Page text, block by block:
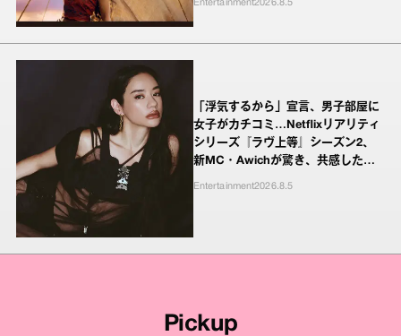
Entertainment2026.8.5
「浮気するから」宣言、男子部屋に
女子がカチコミ…Netflixリアリティ
シリーズ『ラヴ上等』シーズン2、
新MC・Awichが驚き、共感したヤ
Entertainment2026.8.5
Pickup